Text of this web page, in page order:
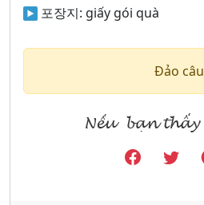
포장지: giấy gói quà
Đảo câu